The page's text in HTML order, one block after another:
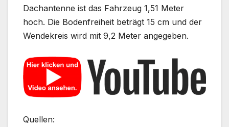
Dachantenne ist das Fahrzeug 1,51 Meter
hoch. Die Bodenfreiheit beträgt 15 cm und der
Wendekreis wird mit 9,2 Meter angegeben.
Quellen: